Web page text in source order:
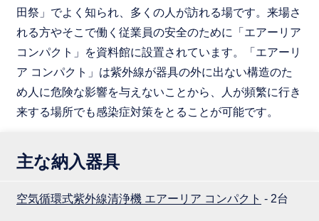
田祭」でよく知られ、多くの人が訪れる場です。来場さ
れる方やそこで働く従業員の安全のために「エアーリア
コンパクト」を資料館に設置されています。「エアーリ
ア コンパクト」は紫外線が器具の外に出ない構造のた
め人に危険な影響を与えないことから、人が頻繁に行き
来する場所でも感染症対策をとることが可能です。
主な納入器具
空気循環式紫外線清浄機 エアーリア コンパクト - 2台